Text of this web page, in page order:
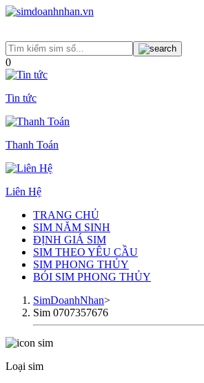
0
Tin tức
Thanh Toán
Liên Hệ
TRANG CHỦ
SIM NĂM SINH
ĐỊNH GIÁ SIM
SIM THEO YÊU CẦU
SIM PHONG THỦY
BÓI SIM PHONG THỦY
SimDoanhNhan>
Sim 0707357676
Loại sim